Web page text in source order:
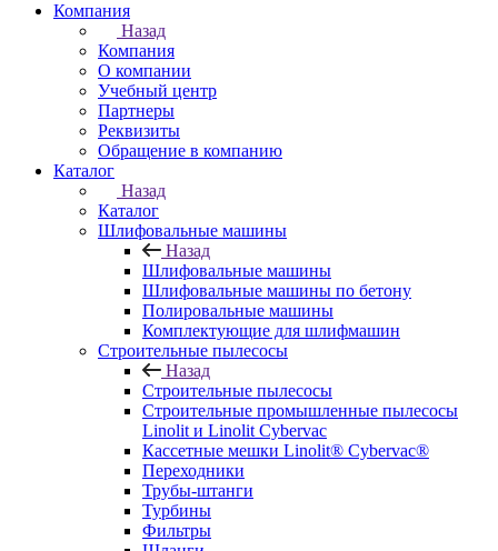
Компания
Назад
Компания
О компании
Учебный центр
Партнеры
Реквизиты
Обращение в компанию
Каталог
Назад
Каталог
Шлифовальные машины
Назад
Шлифовальные машины
Шлифовальные машины по бетону
Полировальные машины
Комплектующие для шлифмашин
Строительные пылесосы
Назад
Строительные пылесосы
Строительные промышленные пылесосы
Linolit и Linolit Cybervac
Кассетные мешки Linolit® Cybervac®
Переходники
Трубы-штанги
Турбины
Фильтры